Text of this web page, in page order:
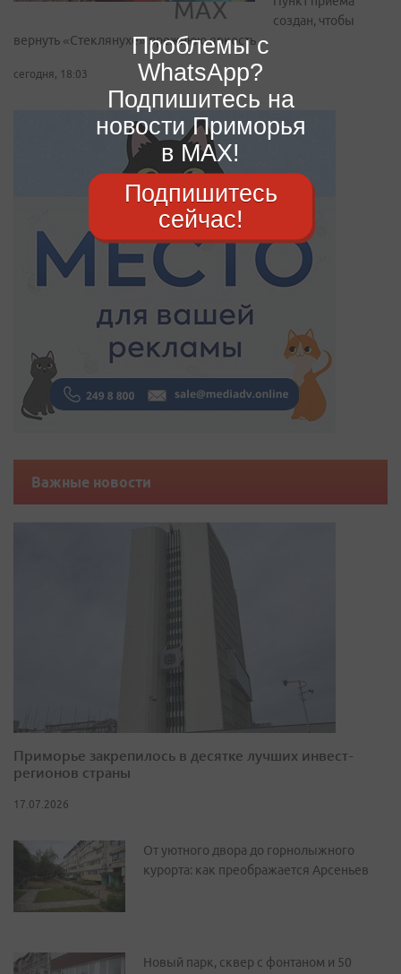
создан, чтобы
вернуть «Стеклянухе» прежнюю яркость
сегодня, 18:03
Важные новости
Приморье закрепилось в десятке лучших инвест-
регионов страны
17.07.2026
От уютного двора до горнолыжного
курорта: как преображается Арсеньев
Новый парк, сквер с фонтаном и 50
Проблемы с
WhatsApp?
Подпишитесь на
новости Приморья
в MAX!
Подпишитесь
сейчас!